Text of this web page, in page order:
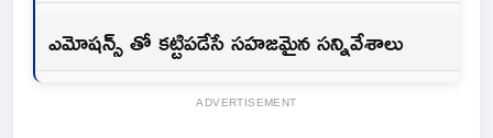
ఎమోషన్స్ తో కట్టిపడేసే సహజమైన సన్నివేశాలు
ADVERTISEMENT